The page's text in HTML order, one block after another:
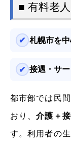
■ 有料老
札幌市を
接遇・サ
都市部では民
おり、介護＋
す。利用者の